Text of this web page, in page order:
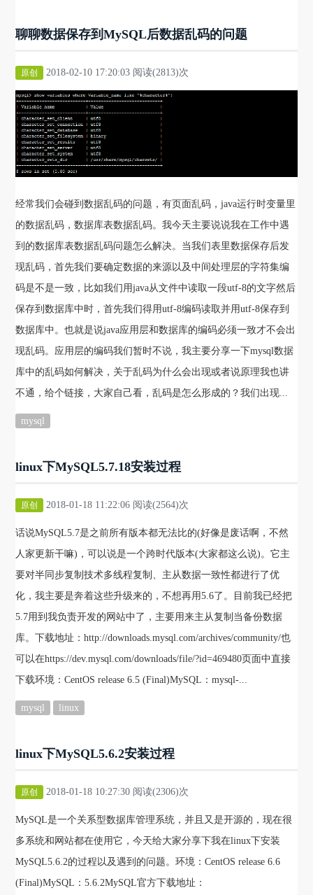
聊聊数据保存到MySQL后数据乱码的问题
原创 2018-02-10 17:20:03 阅读(2813)次
经常我们会碰到数据乱码的问题，有页面乱码，java运行时变量里
的数据乱码，数据库表数据乱码。我今天主要说说我在工作中遇
到的数据库表数据乱码问题怎么解决。当我们表里数据保存后发
现乱码，首先我们要确定数据的来源以及中间处理层的字符集编
码是不是一致，比如我们用java从文件中读取一段utf-8的文字然后
保存到数据库中时，首先我们得用utf-8编码读取并用utf-8保存到
数据库中。也就是说java应用层和数据库的编码必须一致才不会出
现乱码。应用层的编码我们暂时不说，我主要分享一下mysql数据
库中的乱码如何解决，关于乱码为什么会出现或者说原理我也讲
不通，给个链接，大家自己看，乱码是怎么形成的？我们出现...
mysql
linux下MySQL5.7.18安装过程
原创 2018-01-18 11:22:06 阅读(2564)次
话说MySQL5.7是之前所有版本都无法比的(好像是废话啊，不然
人家更新干嘛)，可以说是一个跨时代版本(大家都这么说)。它主
要对半同步复制技术多线程复制、主从数据一致性都进行了优
化，我主要是奔着这些升级来的，不想再用5.6了。目前我已经把
5.7用到我负责开发的网站中了，主要用来主从复制当备份数据
库。下载地址：http://downloads.mysql.com/archives/community/也
可以在https://dev.mysql.com/downloads/file/?id=469480页面中直接
下载环境：CentOS release 6.5 (Final)MySQL：mysql-...
mysql linux
linux下MySQL5.6.2安装过程
原创 2018-01-18 10:27:30 阅读(2306)次
MySQL是一个关系型数据库管理系统，并且又是开源的，现在很
多系统和网站都在使用它，今天给大家分享下我在linux下安装
MySQL5.6.2的过程以及遇到的问题。环境：CentOS release 6.6
(Final)MySQL：5.6.2MySQL官方下载地址：